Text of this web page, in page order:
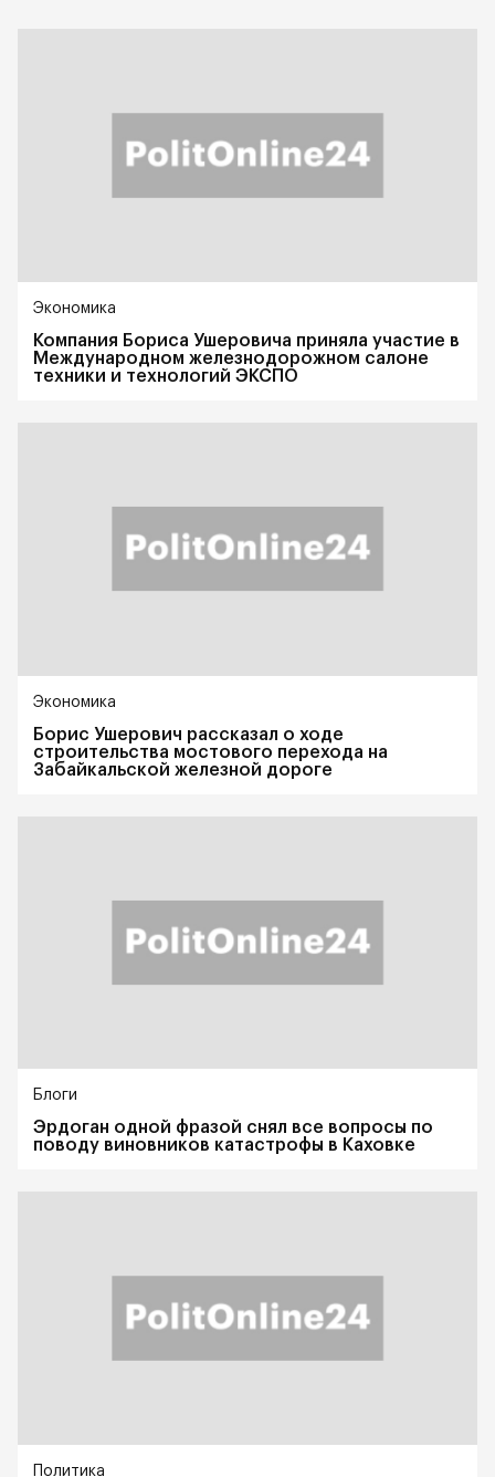
Экономика
Компания Бориса Ушеровича приняла участие в
Международном железнодорожном салоне
техники и технологий ЭКСПО
Экономика
Борис Ушерович рассказал о ходе
строительства мостового перехода на
Забайкальской железной дороге
Блоги
Эрдоган одной фразой снял все вопросы по
поводу виновников катастрофы в Каховке
Политика